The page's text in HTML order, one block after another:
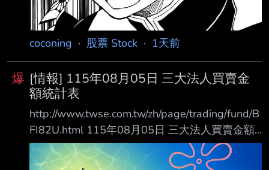
coconing · 股票 Stock · 1天前
爆 [情報] 115年08月05日 三大法人買賣金
額統計表
http://www.twse.com.tw/zh/page/trading/fund/B
FI82U.html 115年08月05日 三大法人買賣金額
統計表 單位名稱 買進金額(億元) 賣出金額(億元)
買賣差額(億元) 自營商(自行買賣) 130.83